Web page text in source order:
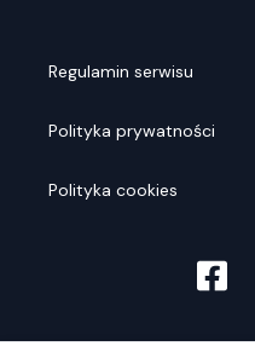
Regulamin serwisu
Polityka prywatności
Polityka cookies